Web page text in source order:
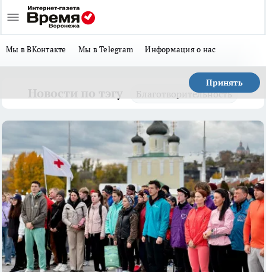
Мы в ВКонтакте Мы в Telegram Информация о нас
Принять
Благотворительность